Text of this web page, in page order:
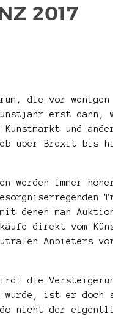
2017
die vor
erst dann,
und
über Brexit
werden immer
denen man
direkt vom
Anbieters
die
wurde, ist er doch
nicht der